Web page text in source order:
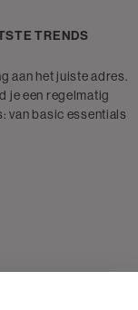
TRENDS
aan het juiste adres.
je een regelmatig
van basic essentials
totblazersen